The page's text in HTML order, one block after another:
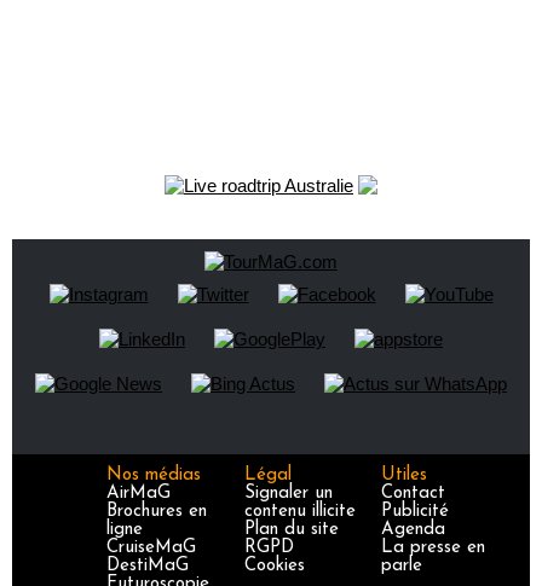
Nos médias
AirMaG
Brochures en
ligne
CruiseMaG
DestiMaG
Légal
Signaler un
contenu illicite
Plan du site
RGPD
Cookies
Utiles
Contact
Publicité
Agenda
La presse en
parle